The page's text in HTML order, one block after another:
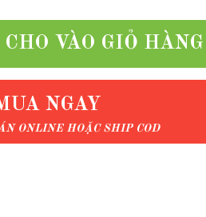
CHO VÀO GIỎ HÀNG
NGAY
ONLINE HOẶC SHIP COD